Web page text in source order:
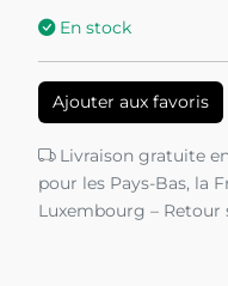
En stock
Ajouter aux favoris
Livraison gratuite
pour les Pays-Bas, la
Luxembourg – Retour